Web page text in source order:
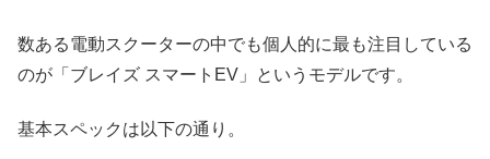
数ある電動スクーターの中でも個人的に最も注目している
のが「ブレイズ スマートEV」というモデルです。
基本スペックは以下の通り。